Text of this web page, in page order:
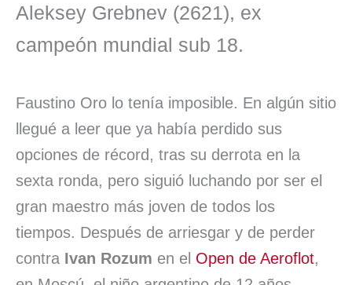
Aleksey Grebnev (2621), ex
campeón mundial sub 18.
Faustino Oro lo tenía imposible. En algún sitio
llegué a leer que ya había perdido sus
opciones de récord, tras su derrota en la
sexta ronda, pero siguió luchando por ser el
gran maestro más joven de todos los
tiempos. Después de arriesgar y de perder
contra Ivan Rozum en el Open de Aeroflot,